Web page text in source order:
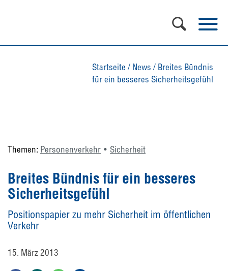
Startseite / News / Breites Bündnis
für ein besseres Sicherheitsgefühl
Themen: Personenverkehr Sicherheit
Breites Bündnis für ein besseres
Sicherheitsgefühl
Positionspapier zu mehr Sicherheit im öffentlichen
Verkehr
15. März 2013